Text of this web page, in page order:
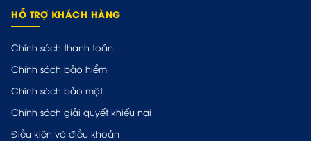
HỖ TRỢ KHÁCH HÀNG
Chính sách thanh toán
Chính sách bảo hiểm
Chính sách bảo mật
Chính sách giải quyết khiếu nại
Điều kiện và điều khoản